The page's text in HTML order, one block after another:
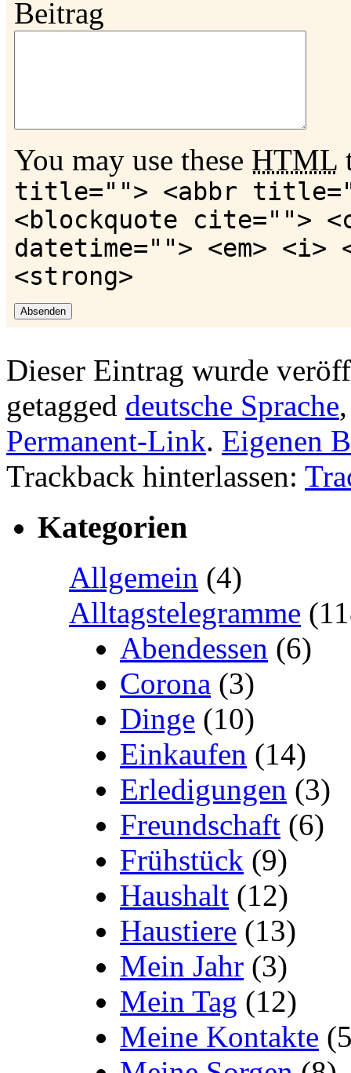
Beitrag
You may use these HTML
title=""> <abbr
<blockquote cite="">
datetime=""> <em>
<strong>
Dieser Eintrag wurde
getagged deutsche Sprache
Permanent-Link. Eigenen
Trackback hinterlassen:
Kategorien
Allgemein (4)
Alltagstelegramme
Abendessen (6)
Corona (3)
Dinge (10)
Einkaufen (14)
Erledigungen (3)
Freundschaft (6)
Frühstück (9)
Haushalt (12)
Haustiere (13)
Mein Jahr (3)
Mein Tag (12)
Meine Kontakte